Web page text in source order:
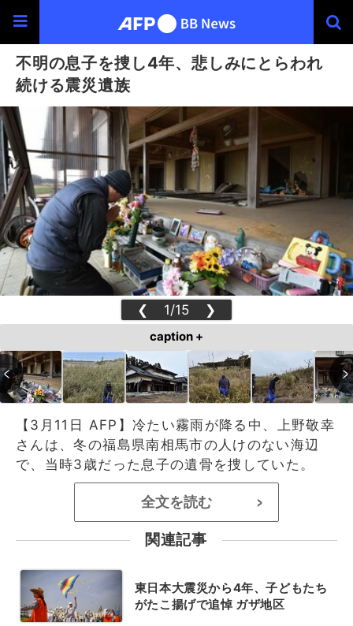
不明の息子を捜し4年、悲しみにとらわれ
続ける震災遺族
❮ 1/15 ❯
caption +
【3月11日 AFP】冷たい霧雨が降る中、上野敬幸
さんは、冬の福島県南相馬市の人けのない海辺
で、当時3歳だった息子の遺骨を捜していた。
全文を読む >
関連記事
東日本大震災から4年、子どもたち
がたこ揚げで追悼 ガザ地区